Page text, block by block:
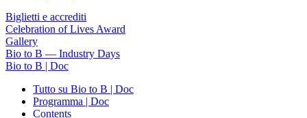
Biglietti e accrediti
Celebration of Lives Award
Gallery
Bio to B — Industry Days
Bio to B | Doc
Tutto su Bio to B | Doc
Programma | Doc
Contents